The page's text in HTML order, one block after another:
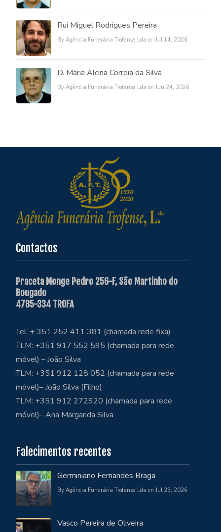
Rui Miguel Rodrigues Pereira
By Agência Funerária Trofense Lda on Jul 14, 2026
D. Maria Alcina Correia da Silva
By Agência Funerária Trofense Lda on Jun 24, 2026
Contactos
Praceta Monge Pedro 256-F, São Martinho do
Bougado
4785-334 TROFA
Tel: + 351 252 411 381 (chamada rede fixa)
TLM: +351 917 552 595 (chamada para rede
móvel) – João Silva
TLM: +351 912 128 052 (chamada para rede
móvel)– João Silva (Filho)
TLM: +351 912 272920 (chamada para rede
móvel)– Ana Margarida Silva
Falecimentos recentes
Germiniano Fernandes Braga
By Agência Funerária Trofense Lda on Jul 23, 2026
Vasco Pereira de Oliveira